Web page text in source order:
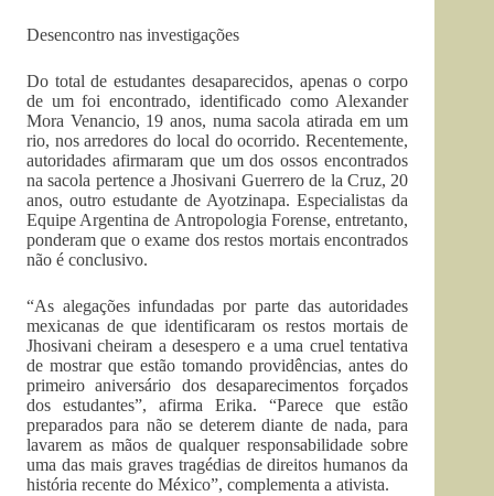
Desencontro nas investigações
Do total de estudantes desaparecidos, apenas o corpo
de um foi encontrado, identificado como Alexander
Mora Venancio, 19 anos, numa sacola atirada em um
rio, nos arredores do local do ocorrido. Recentemente,
autoridades afirmaram que um dos ossos encontrados
na sacola pertence a Jhosivani Guerrero de la Cruz, 20
anos, outro estudante de Ayotzinapa. Especialistas da
Equipe Argentina de Antropologia Forense, entretanto,
ponderam que o exame dos restos mortais encontrados
não é conclusivo.
“As alegações infundadas por parte das autoridades
mexicanas de que identificaram os restos mortais de
Jhosivani cheiram a desespero e a uma cruel tentativa
de mostrar que estão tomando providências, antes do
primeiro aniversário dos desaparecimentos forçados
dos estudantes”, afirma Erika. “Parece que estão
preparados para não se deterem diante de nada, para
lavarem as mãos de qualquer responsabilidade sobre
uma das mais graves tragédias de direitos humanos da
história recente do México”, complementa a ativista.